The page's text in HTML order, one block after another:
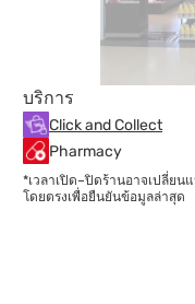
บริการ
Click and Collect
Pharmacy
*เวลาเปิด–ปิดร้านอาจเปลี่ย
โดยตรงเพื่อยืนยันข้อมูลล่าสุด